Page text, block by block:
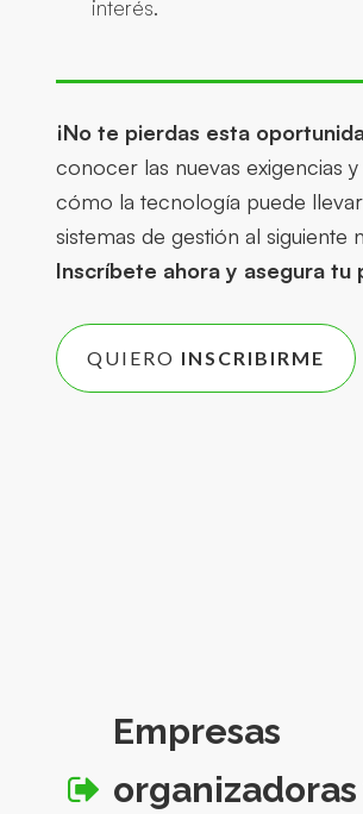
interés.
¡No te pierdas esta
conocer las nuevas exigencias
cómo la tecnología puede
sistemas de gestión al siguiente
Inscríbete ahora y asegura tu
QUIERO INSCRIBIRME
Empresas
organizadoras